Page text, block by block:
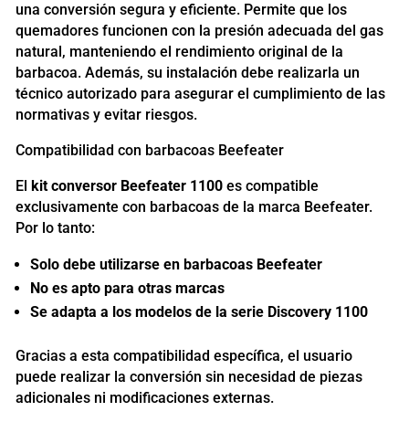
una conversión segura y eficiente. Permite que los
quemadores funcionen con la presión adecuada del gas
natural, manteniendo el rendimiento original de la
barbacoa. Además, su instalación debe realizarla un
técnico autorizado para asegurar el cumplimiento de las
normativas y evitar riesgos.
Compatibilidad con barbacoas Beefeater
El kit conversor Beefeater 1100es compatible
exclusivamente con barbacoas de la marca Beefeater.
Por lo tanto:
Solo debe utilizarse en barbacoas Beefeater
No es apto para otras marcas
Se adapta a los modelos de la serie Discovery 1100
Gracias a esta compatibilidad específica, el usuario
puede realizar la conversión sin necesidad de piezas
adicionales ni modificaciones externas.